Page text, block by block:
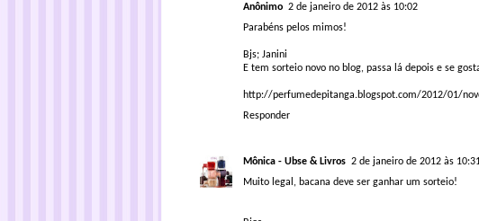
Anônimo 2 de janeiro de 2012 às 10:02
Parabéns pelos mimos!
Bjs; Janini
E tem sorteio novo no blog, passa lá depois e se
http://perfumedepitanga.blogspot.com/2012/01/
Responder
Mônica - Ubse & Livros 2 de janeiro de 2012 às
Muito legal, bacana deve ser ganhar um sorteio!